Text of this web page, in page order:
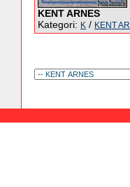
KENT ARNES
Kategori: K / KENT